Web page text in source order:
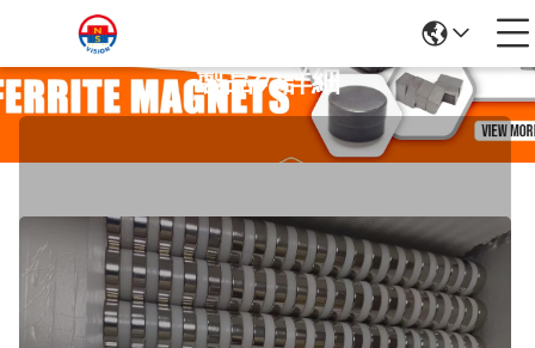
製品の詳細